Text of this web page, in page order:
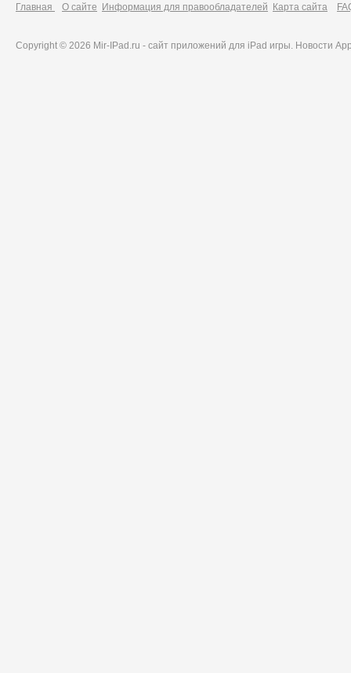
Главная О сайте Информация для правообладателей Карта сайта
Copyright © 2026 Mir-IPad.ru - сайт приложений для iPad игры. Новости